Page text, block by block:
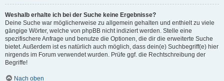
Weshalb erhalte ich bei der Suche keine Ergebnisse?
Deine Suche war möglicherweise zu allgemein gehalten und enthielt zu viele
gängige Wörter, welche von phpBB nicht indiziert werden. Stelle eine
spezifischere Anfrage und benutze die Optionen, die dir die erweiterte Suche
bietet. Außerdem ist es natürlich auch möglich, dass dein(e) Suchbegriff(e) hier
nirgends im Forum verwendet wurden. Prüfe ggf. die Rechtschreibung der
Begriffe!
Nach oben